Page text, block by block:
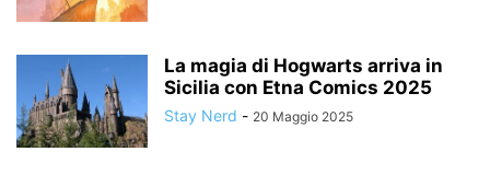
La magia di Hogwarts arriva in
Sicilia con Etna Comics 2025
Stay Nerd - 20 Maggio 2025